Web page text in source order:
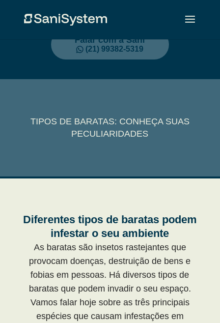
Falar com a Sani
(21) 99382-5319
TIPOS DE BARATAS: CONHEÇA SUAS
PECULIARIDADES
Diferentes tipos de baratas podem
infestar o seu ambiente
As baratas são insetos rastejantes que
provocam doenças, destruição de bens e
fobias em pessoas. Há diversos tipos de
baratas que podem invadir o seu espaço.
Vamos falar hoje sobre as três principais
espécies que causam infestações em